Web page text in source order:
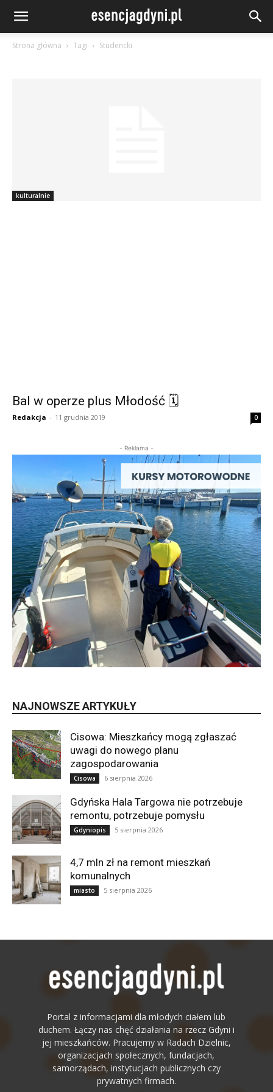
Strona główna Tagi Studencki
kulturalnie
Bal w operze plus Młodość 🗓
Redakcja - 11 grudnia 2019 0
- Reklama -
NAJNOWSZE ARTYKUŁY
Cisowa: Mieszkańcy mogą zgłaszać
uwagi do nowego planu
zagospodarowania
Cisowa 6 sierpnia 2026
Gdyńska Hala Targowa nie potrzebuje
remontu, potrzebuje pomysłu
Gdyniopis 5 sierpnia 2026
4,7 mln zł na remont mieszkań
komunalnych
miasto 5 sierpnia 2026
Portal z informacjami dla młodych ciałem lub
duchem. Łączy nas chęć działania na rzecz Gdyni i
jej mieszkańców. Pracujemy w Radach Dzielnic,
organizacjach społecznych, fundacjach,
samorządach, instytucjach publicznych czy
prywatnych firmach.